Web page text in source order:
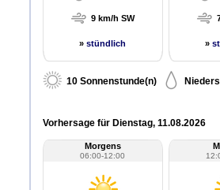
9 km/h SW
»stündlich »
10 Sonnenstunde(n)
Vorhersage für Dienstag, 11.08.2026
Morgens
06:00-12:00